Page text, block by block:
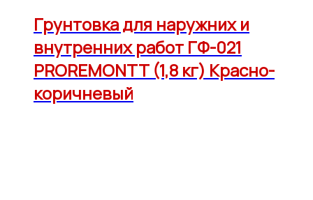
Грунтовка для наружних и
внутренних работ ГФ-021
PROREMONTT (1,8 кг) Красно-
коричневый